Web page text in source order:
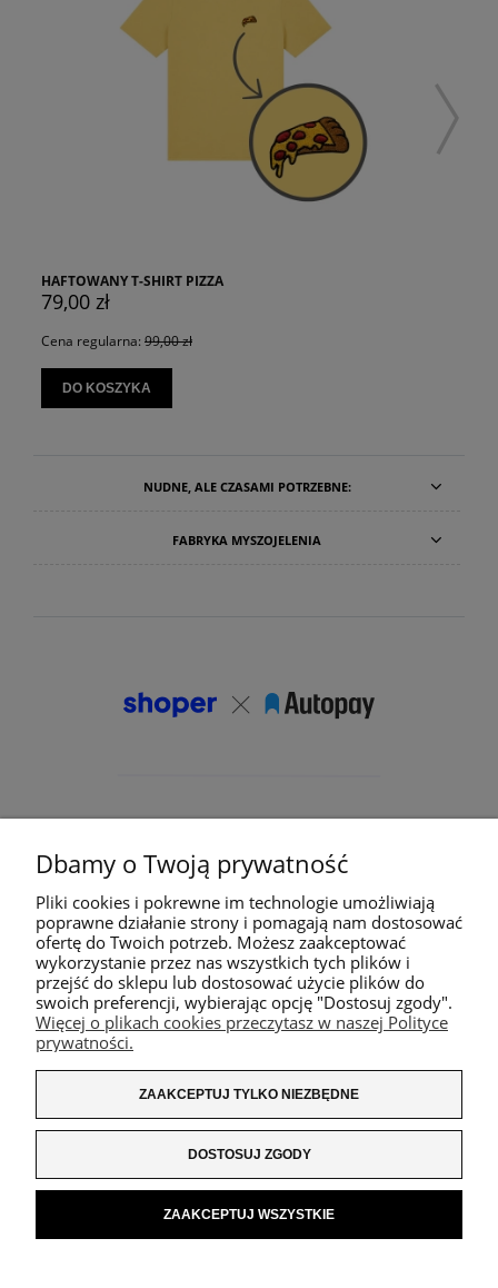
HAFTOWANY T-SHIRT PIZZA
79,00 zł
Cena regularna: 99,00 zł
DO KOSZYKA
NUDNE, ALE CZASAMI POTRZEBNE:
FABRYKA MYSZOJELENIA
Dbamy o Twoją prywatność
Pliki cookies i pokrewne im technologie umożliwiają
poprawne działanie strony i pomagają nam dostosować
ofertę do Twoich potrzeb. Możesz zaakceptować
wykorzystanie przez nas wszystkich tych plików i
przejść do sklepu lub dostosować użycie plików do
swoich preferencji, wybierając opcję "Dostosuj zgody".
Więcej o plikach cookies przeczytasz w naszej Polityce
prywatności.
ZAAKCEPTUJ TYLKO NIEZBĘDNE
DOSTOSUJ ZGODY
ZAAKCEPTUJ WSZYSTKIE